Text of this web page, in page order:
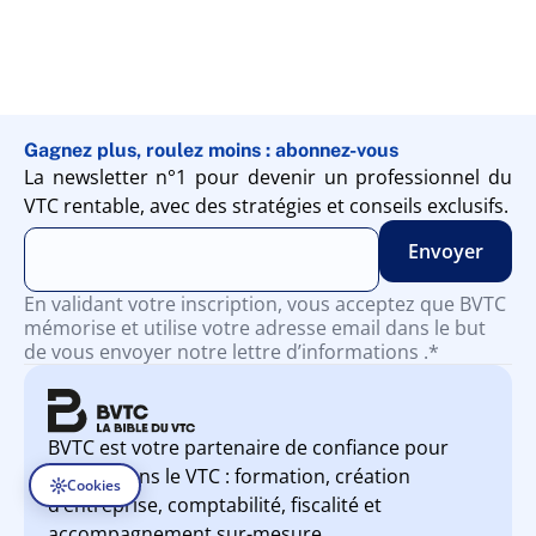
Gagnez plus, roulez moins : abonnez-vous
La newsletter n°1 pour devenir un professionnel du
VTC rentable, avec des stratégies et conseils exclusifs.
En validant votre inscription, vous acceptez que BVTC
mémorise et utilise votre adresse email dans le but
de vous envoyer notre lettre d’informations .*
BVTC est votre partenaire de confiance pour
réussir dans le VTC : formation, création
d’entreprise, comptabilité, fiscalité et
Cookies